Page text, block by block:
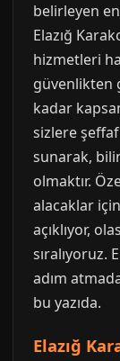
belirleyen
Elazığ
hizmetleri
güvenlikten
kadar
sizlere
sunarak,
olmaktır.
alacaklar
açıklıyor,
sıralıyoruz.
adım
bu yazıda.
Elazığ